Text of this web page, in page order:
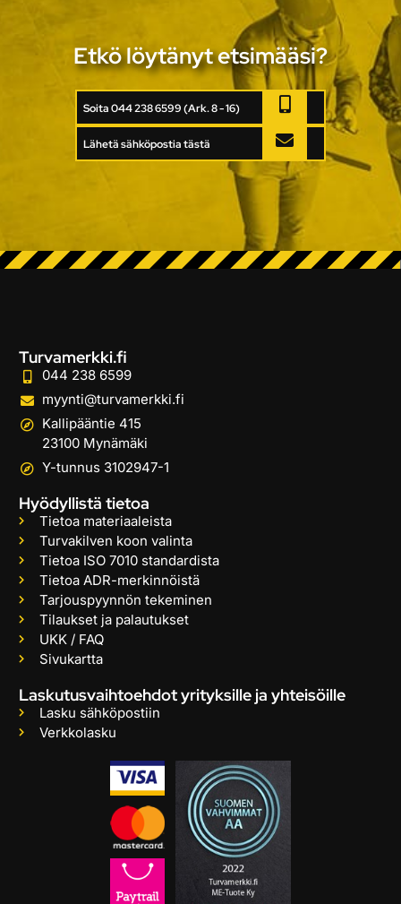
Etkö löytänyt etsimääsi?
Soita 044 238 6599 (Ark. 8 - 16)
Lähetä sähköpostia tästä
Turvamerkki.fi
044 238 6599
myynti@turvamerkki.fi
Kallipääntie 415
23100 Mynämäki
Y-tunnus 3102947-1
Hyödyllistä tietoa
Tietoa materiaaleista
Turvakilven koon valinta
Tietoa ISO 7010 standardista
Tietoa ADR-merkinnöistä
Tarjouspyynnön tekeminen
Tilaukset ja palautukset
UKK / FAQ
Sivukartta
Laskutusvaihtoehdot yrityksille ja yhteisöille
Lasku sähköpostiin
Verkkolasku